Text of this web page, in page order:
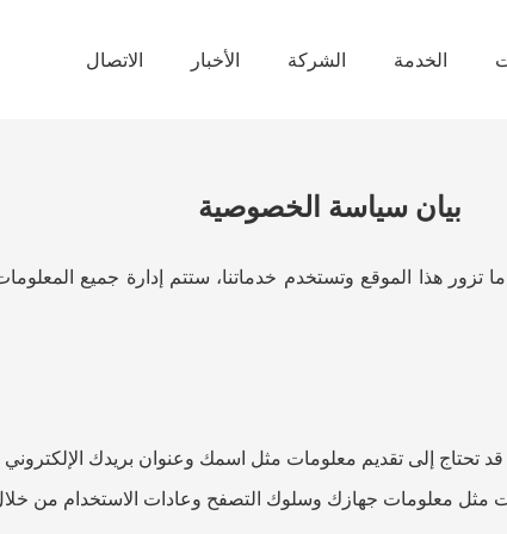
الخدمة الشركة الأخبار الاتصال
بيان سياسة الخصوصية
تزور هذا الموقع وتستخدم خدماتنا، ستتم إدارة جميع
تحتاج إلى تقديم معلومات مثل اسمك وعنوان بريدك
مثل معلومات جهازك وسلوك التصفح وعادات الاستخدام من خلال